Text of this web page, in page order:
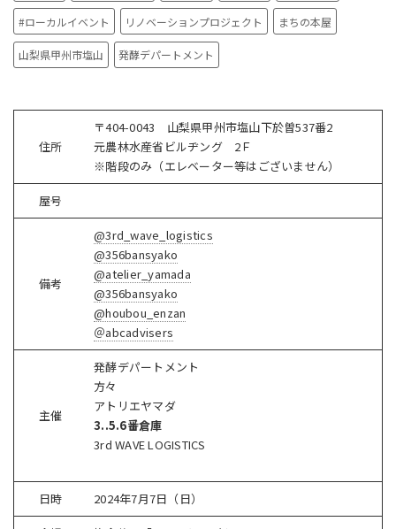
#ローカルイベント リノベーションプロジェクト まちの本屋
山梨県甲州市塩山 発酵デパートメント
住所
〒404-0043 山梨県甲州市塩山下於曽537番2
元農林水産省ビルヂング 2Ｆ
※階段のみ（エレベーター等はございません）
屋号
備考
@3rd_wave_logistics
@356bansyako
@atelier_yamada
@356bansyako
@houbou_enzan
＠abcadvisers
主催
発酵デパートメント
方々
アトリエヤマダ
3..5.6番倉庫
3rd WAVE LOGISTICS
日時 2024年7月7日（日）